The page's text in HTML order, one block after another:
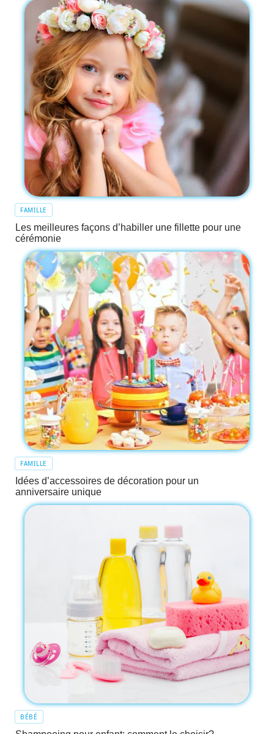
FAMILLE
Les meilleures façons d’habiller une fillette pour une
cérémonie
FAMILLE
Idées d’accessoires de décoration pour un
anniversaire unique
BÉBÉ